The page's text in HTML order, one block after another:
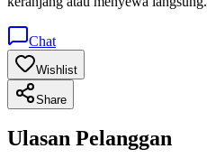
Chat
Wishlist
Share
Ulasan Pelanggan